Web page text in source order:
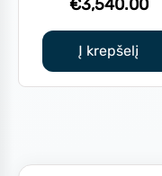
€3,540.00
Į krepšelį